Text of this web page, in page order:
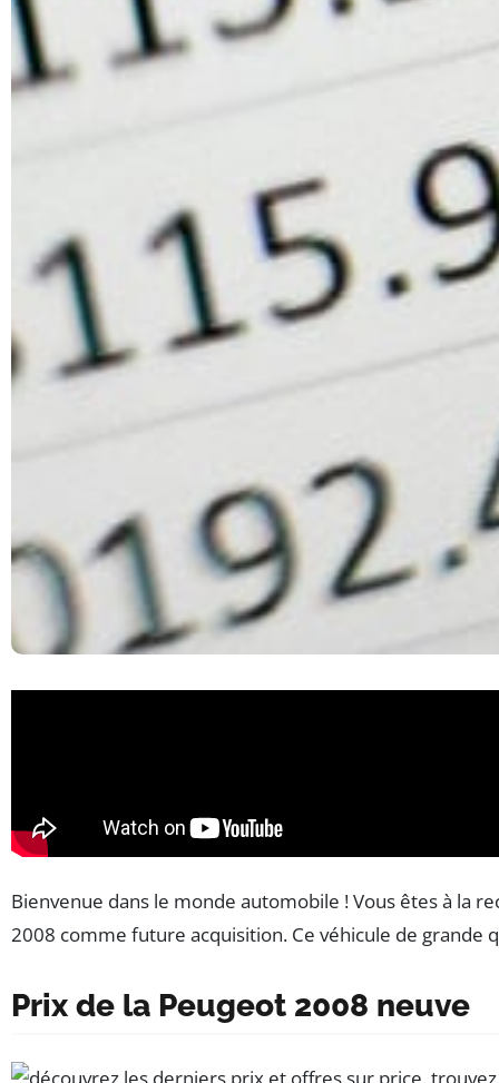
Bienvenue dans le monde automobile ! Vous êtes à la
2008 comme future acquisition. Ce véhicule de grande
Prix de la Peugeot 2008 neuve